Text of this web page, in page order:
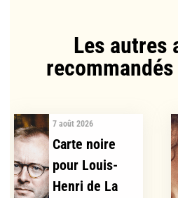
Les autres
7 août 2026
Carte noire
pour Louis-
Henri de La